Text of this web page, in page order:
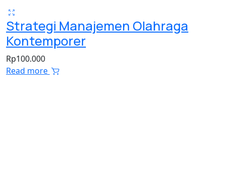
Strategi Manajemen Olahraga
Kontemporer
Rp100.000
Read more